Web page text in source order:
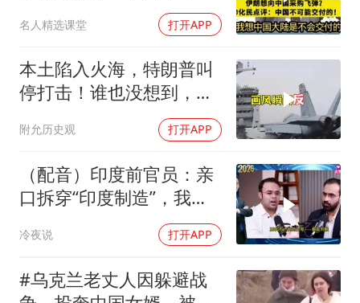
名人精选课堂 打开APP
本土陷入火海，特朗普叫
停打击！谁也没想到，中
附允历史观 打开APP
（配音）印度前官员：亲
口拆穿“印度制造”，我们
只有组装能力，算不上真
正的工业制造
冷夜说 打开APP
#乌克兰老丈人因躲避战